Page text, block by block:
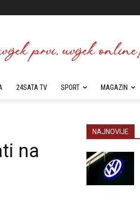
24SATA TV SPORT MAGAZIN
na
NAJNOVIJE